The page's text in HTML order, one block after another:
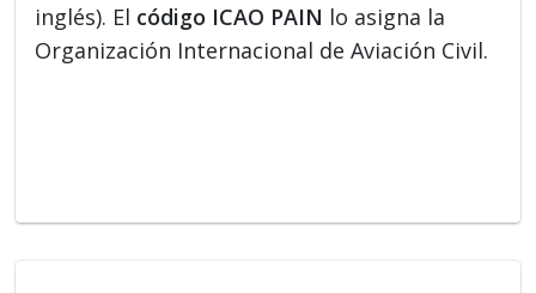
inglés). El código ICAO PAIN lo asigna la
Organización Internacional de Aviación Civil.